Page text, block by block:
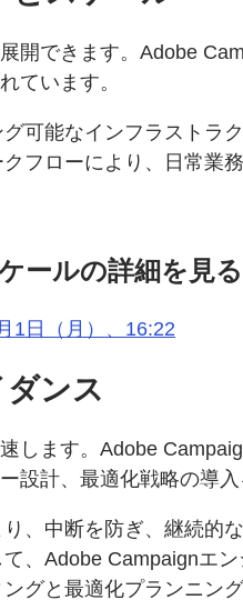
開できます。Adobe
ています。
グ可能なインフラストラ
フローにより、日常業
ールの詳細を見る
1日（月）、16:22
ンス
します。Adobe
設計、最適化戦略の導入
、中断を防ぎ、継続的
、Adobe Campaignエ
ングと最適化プランニン